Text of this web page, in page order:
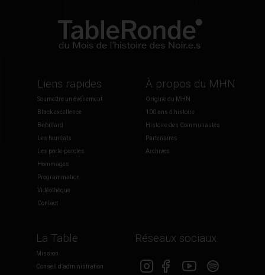
Liens rapides
Soumettre un événement
Black excellence
Babillard
Les lauréats
Les porte-paroles
Hommages
Programmation
Vidéothèque
Contact
À propos du MHN
Origine du MHN
100 ans d'histoire
Histoire des Communautés
Partenaires
Archives
La Table
Mission
Conseil d’administration
Réseaux sociaux